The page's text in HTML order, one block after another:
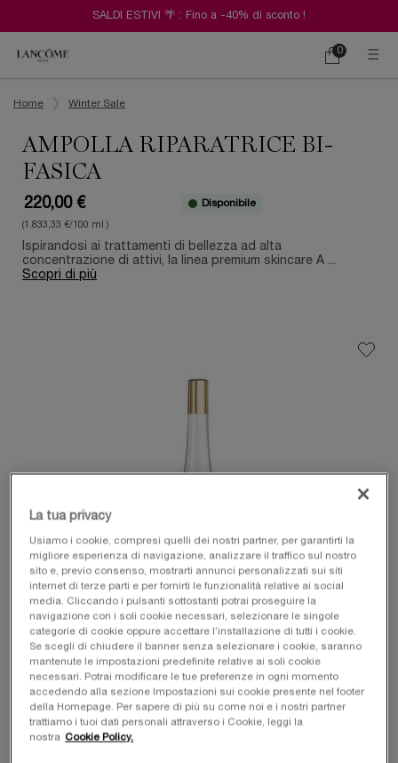
SALDI ESTIVI 🌴 : Fino a -40% di sconto !
Carrello
0
0 prodotto
Home
Winter Sale
AMPOLLA RIPARATRICE BI-
FASICA
220,00 €
(1.833,33 €/100 ml.)
Disponibile
Ispirandosi ai trattamenti di bellezza ad alta
concentrazione di attivi, la linea premium skincare A ...
Scopri di più
La tua privacy
Usiamo i cookie, compresi quelli dei nostri partner, per garantirti la
migliore esperienza di navigazione, analizzare il traffico sul nostro
sito e, previo consenso, mostrarti annunci personalizzati sui siti
internet di terze parti e per fornirti le funzionalità relative ai social
media. Cliccando i pulsanti sottostanti potrai proseguire la
navigazione con i soli cookie necessari, selezionare le singole
categorie di cookie oppure accettare l’installazione di tutti i cookie.
Se scegli di chiudere il banner senza selezionare i cookie, saranno
mantenute le impostazioni predefinite relative ai soli cookie
necessari. Potrai modificare le tue preferenze in ogni momento
accedendo alla sezione Impostazioni sui cookie presente nel footer
della Homepage. Per sapere di più su come noi e i nostri partner
trattiamo i tuoi dati personali attraverso i Cookie, leggi la
nostra Cookie Policy.